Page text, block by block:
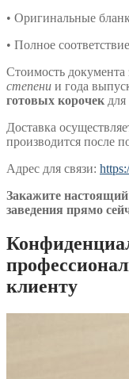
• Оригинальные
• Полное
Стоимость документа
степени и года
готовых корочек
Доставка
производится после
Адрес для связи:
Закажите
заведения прямо
клиенту